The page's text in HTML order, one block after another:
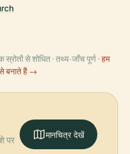
से शोधित · तथ्य-जाँच पूर्ण · हम
बनाते हैं →
पर
मानचित्र देखें